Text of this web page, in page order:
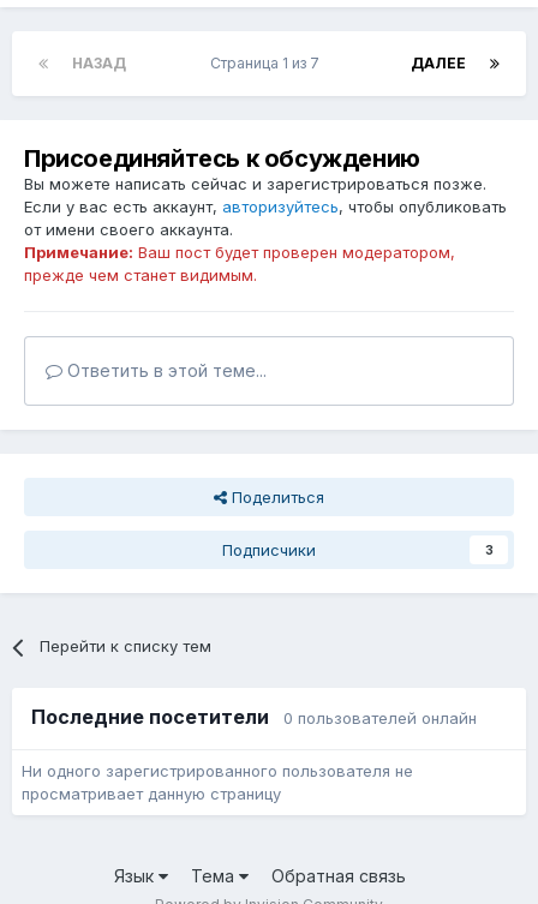
НАЗАД ДАЛЕЕ
Страница 1 из 7
Присоединяйтесь к обсуждению
Вы можете написать сейчас и зарегистрироваться позже.
Если у вас есть аккаунт, авторизуйтесь, чтобы опубликовать
от имени своего аккаунта.
Примечание: Ваш пост будет проверен модератором,
прежде чем станет видимым.
Ответить в этой теме...
Поделиться
Подписчики 3
Перейти к списку тем
Последние посетители 0 пользователей онлайн
Ни одного зарегистрированного пользователя не
просматривает данную страницу
Язык Тема Обратная связь